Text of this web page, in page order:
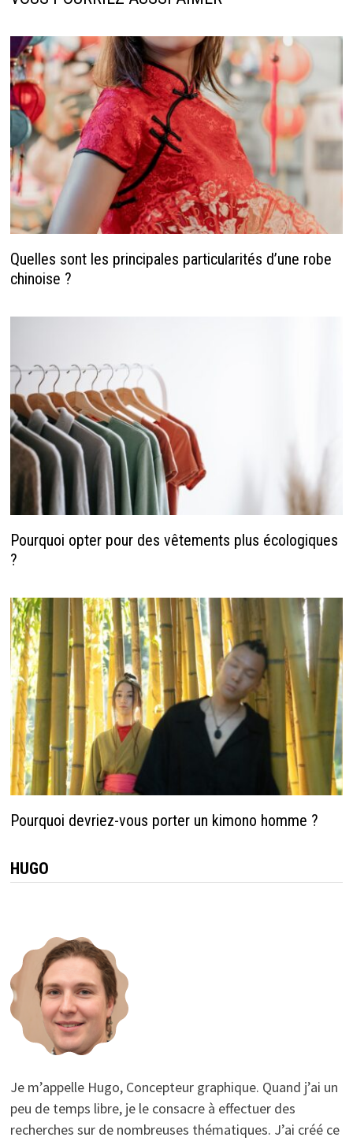
Quelles sont les principales particularités d’une robe
chinoise ?
Pourquoi opter pour des vêtements plus écologiques
?
Pourquoi devriez-vous porter un kimono homme ?
HUGO
Je m’appelle Hugo, Concepteur graphique. Quand j’ai un
peu de temps libre, je le consacre à effectuer des
recherches sur de nombreuses thématiques. J’ai créé ce